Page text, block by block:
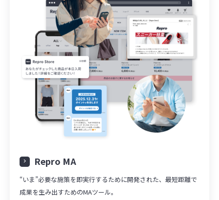
Repro MA
“いま”必要な施策を即実行するために開発された、最短距離で
成果を生み出すためのMAツール。